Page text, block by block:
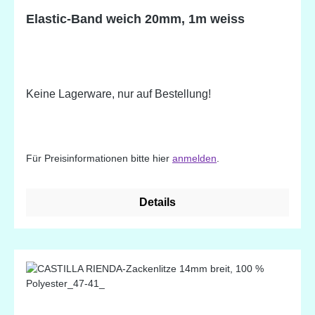
Elastic-Band weich 20mm, 1m weiss
Keine Lagerware, nur auf Bestellung!
Für Preisinformationen bitte hier anmelden
Details